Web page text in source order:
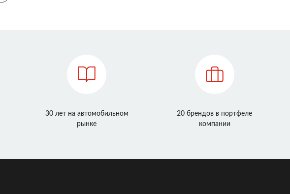
30 лет на автомобильном
рынке
20 брендов в портфеле
компании